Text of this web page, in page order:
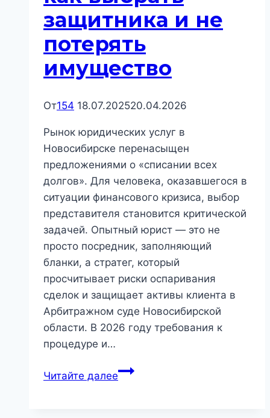
защитника и не
потерять
имущество
От154 18.07.202520.04.2026
Рынок юридических услуг в
Новосибирске перенасыщен
предложениями о «списании всех
долгов». Для человека, оказавшегося в
ситуации финансового кризиса, выбор
представителя становится критической
задачей. Опытный юрист — это не
просто посредник, заполняющий
бланки, а стратег, который
просчитывает риски оспаривания
сделок и защищает активы клиента в
Арбитражном суде Новосибирской
области. В 2026 году требования к
процедуре и…
Читайте далееЮрист